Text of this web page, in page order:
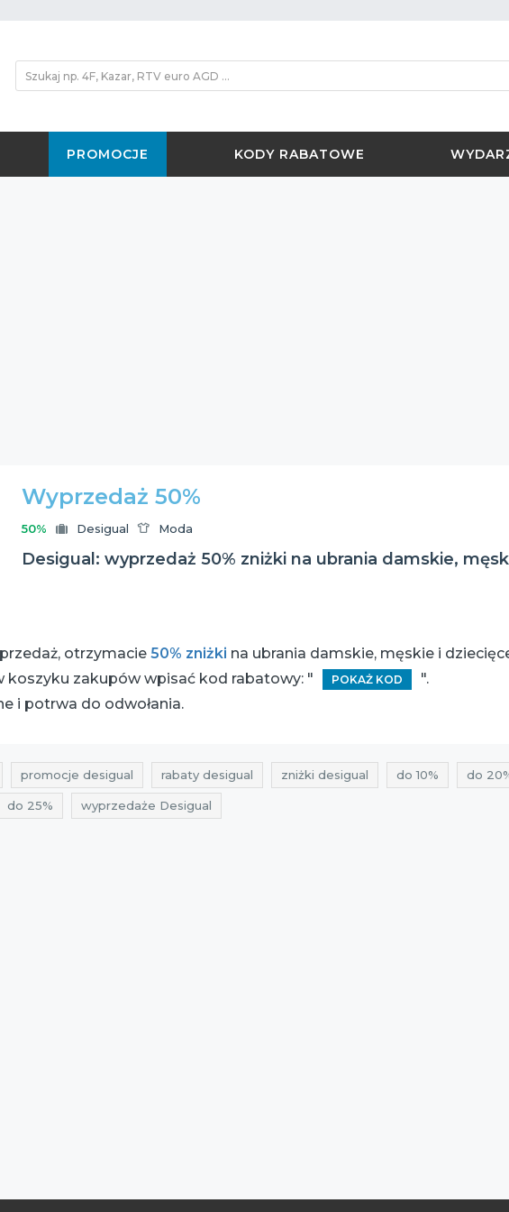
PROMOCJE KODY RABATOWE
Wyprzedaż 50%
50% Desigual Moda
Desigual: wyprzedaż 50% zniżki na ubrania damskie,
otrzymacie 50% zniżki na ubrania damskie, męskie i
koszyku zakupów wpisać kod rabatowy: " POKAŻ KOD
".
i potrwa do odwołania.
promocje desigual rabaty desigual zniżki desigual do 10% do
do 25% wyprzedaże Desigual